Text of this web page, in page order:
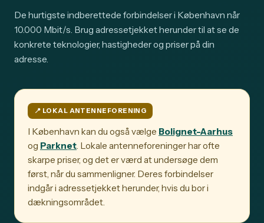
De hurtigste indberettede forbindelser i København når
10.000 Mbit/s. Brug adressetjekket herunder til at se de
konkrete teknologier, hastigheder og priser på din
adresse.
📍️ LOKAL ANTENNEFORENING
I København kan du også vælge Bolignet-Aarhus
og Parknet. Lokale antenneforeninger har ofte
skarpe priser, og det er værd at undersøge dem
først, når du sammenligner. Deres forbindelser
indgår i adressetjekket herunder, hvis du bor i
dækningsområdet.